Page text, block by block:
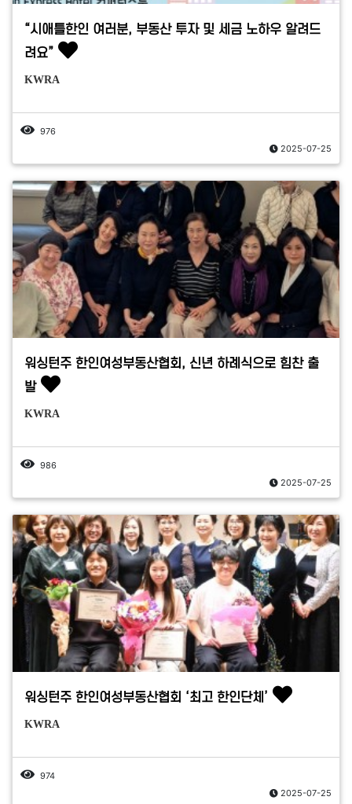
“시애틀한인 여러분, 부동산 투자 및 세금 노하우 알려드
려요”
KWRA
976
2025-07-25
워싱턴주 한인여성부동산협회, 신년 하례식으로 힘찬 출
발
KWRA
986
2025-07-25
워싱턴주 한인여성부동산협회 ‘최고 한인단체’
KWRA
974
2025-07-25